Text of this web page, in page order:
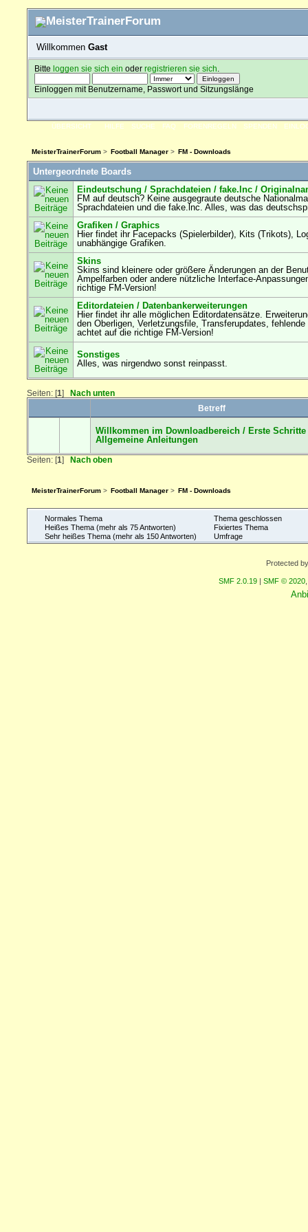
Willkommen Gast
Bitteloggen sie sich ein oderregistrieren sie sich
Einloggen mit Benutzername, Passwort und Sitzungslänge
ÜBERSICHT HILFE SUCHE FAQ FORENREGELN SPENDEN
MeisterTrainerForum> Football Manager> FM - Downloads
Untergeordnete Boards
Eindeutschung / Sprachdateien / fake.lnc /
FM auf deutsch? Keine ausgegraute deutsche
Sprachdateien und die fake.lnc. Alles, was das
Grafiken / Graphics
Hier findet ihr Facepacks (Spielerbilder), Kits (Trikots),
unabhängige Grafiken.
Skins
Skins sind kleinere oder größere Änderungen an der
Ampelfarben oder andere nützliche Interface-
richtige FM-Version!
Editordateien / Datenbankerweiterungen
Hier findet ihr alle möglichen Editordatensätze.
den Oberligen, Verletzungsfile, Transferupdates,
achtet auf die richtige FM-Version!
Sonstiges
Alles, was nirgendwo sonst reinpasst.
Seiten: [1]Nach unten
Betreff
Willkommen im Downloadbereich / Erste Schritte
Allgemeine Anleitungen
Seiten: [1]Nach oben
MeisterTrainerForum> Football Manager> FM - Downloads
Normales Thema
Heißes Thema (mehr als 75 Antworten)
Sehr heißes Thema (mehr als 150 Antworten)
Thema geschlossen
Fixiertes Thema
Umfrage
Protected
SMF 2.0.19 SMF © 2020